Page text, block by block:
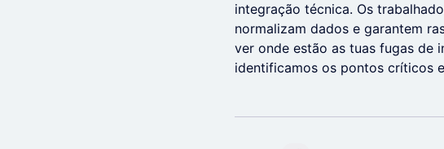
integração técnica. Os
normalizam dados e garantem
ver onde estão as tuas fugas
identificamos os pontos críticos